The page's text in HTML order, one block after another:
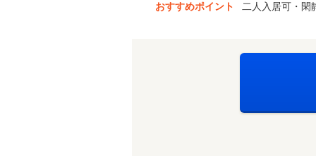
おすすめポイント 二人入居可・閑